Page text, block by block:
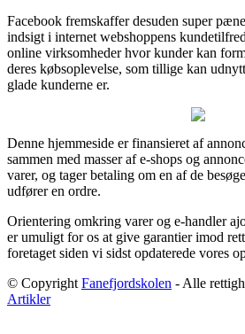
Facebook fremskaffer desuden super
indsigt i internet webshoppens
online virksomheder hvor kunder kan
deres købsoplevelse, som tillige kan
glade kunderne er.
Denne hjemmeside er finansieret af
sammen med masser af e-shops og
varer, og tager betaling om en af de
udfører en ordre.
Orientering omkring varer og e-handler
er umuligt for os at give garantier imod
foretaget siden vi sidst opdaterede vores
© Copyright Fanefjordskolen - Alle
Artikler